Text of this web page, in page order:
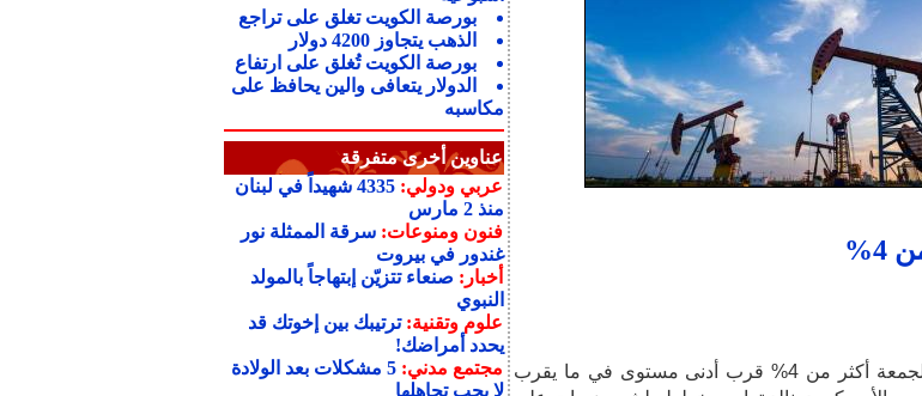
هبطت أسعار النفط اليوم الجمعة أكثر من 4% قرب أدنى مستوى في ما يقرب
بورصة الكويت تغلق على تراجع
الذهب يتجاوز 4200 دولار
بورصة الكويت تُغلق على ارتفاع
الدولار يتعافى والين يحافظ على
مكاسبه
عناوين أخرى متفرقة
عربي ودولي:
4335 شهيداً في لبنان
منذ 2 مارس
فنون ومنوعات:سرقة الممثلة نور
غندور في بيروت
أخبار: صنعاء تتزيّن إبتهاجاً بالمولد
النبوي
علوم وتقنية:ترتيبك بين إخوتك قد
يحدد أمراضك!
مجتمع مدني:
5 مشكلات بعد الولادة
لا يجب تجاهلها